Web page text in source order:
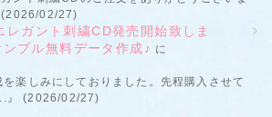
(2026/02/27)
ガント刺繍CD発売開始致しま
プル無料データ作成♪ に
楽しみにしておりました。先程購入させて
』 (2026/02/27)